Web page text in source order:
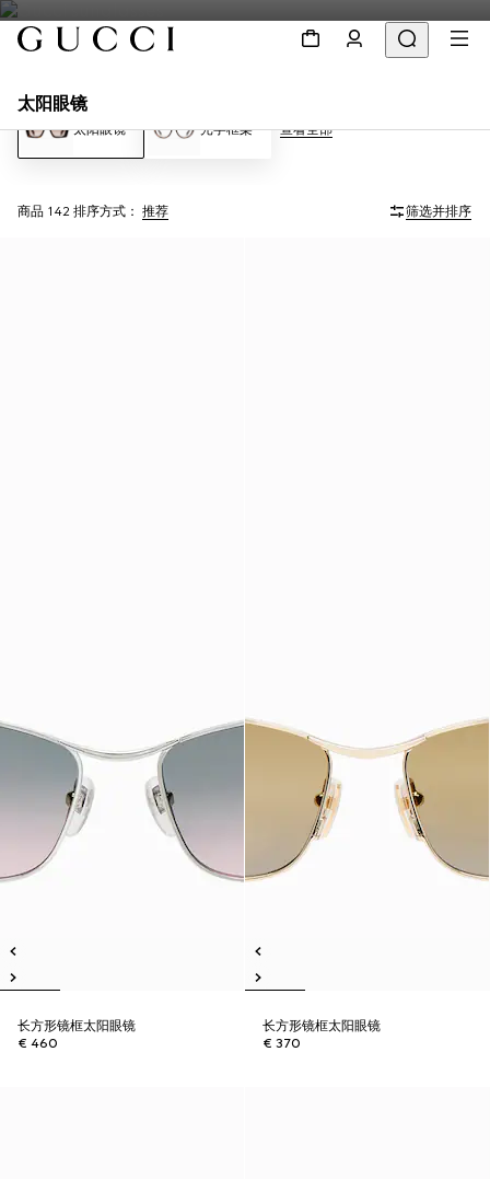
太阳眼镜
太阳眼镜 光学框架 查看全部
商品 142 排序方式： 推荐 筛选并排序
长方形镜框太阳眼镜
€ 460
长方形镜框太阳眼镜
€ 370